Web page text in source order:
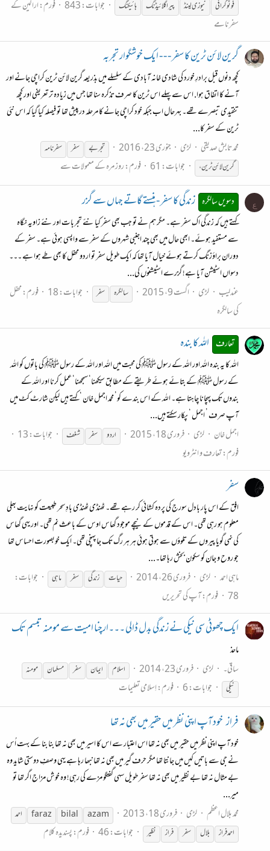
فوٹوگرافی نیوزی لینڈ پیراگلائیڈنگ ہائیکنگ جوابات: 843 فورم:اراکین کے
سفرنامے
گرین لائن ٹرین کا سفر - - - ایک خوشگوار تجربہ
کچھ دنوں قبل برادرِ خورد کی شادی خانہ آبادی کے سلسلے میں بذریعہ گرین لائن ٹرین کراچی جانے اور
آنے کا اتفاق ہوا. اس سے پہلے اس ٹرین کا صرف تذکرہ سنا تھا جس میں زیادہ تر تعریفی اور کچھ
تنقیدی تبصرے تھے۔ بہرحال اب جبکہ خود کراچی جانے کا مرحلہ درپیش تھا تو فیصلہ کیا گیا کہ اس نئی
ٹرین کے سفر کا...
محمد تابش صدیقی
لڑی جنوری 23، 2016 تجربے سفر سفرنامہ
گرین لائن ٹرین،
جوابات: 61 فورم:روز مرہ کے معمولات سے
ع دسویں سالگرہ زندگی کا سفر - ہنستے گاتے جہاں سے گزر
کہتے ہیں کہ زندگی اک سفر ہے۔ مگر ہم نے تو جب بھی سفر کیا نئے تجربات اور نئے زاویہ نگاہ
سے مستفید ہوئے۔ ابھی حال میں بھی چند اجنبی شہروں کے سفر سے واپسی ہوئی ہے۔ سفر کے
دوران براؤزنگ کرتے ہوئے خیال آیا تھا کہ ایک طویل سفر تو اردو محفل کا بھی طے ہوا ہے ۔۔۔
دسواں اسٹیشن آیا ہے! گزرے اسٹیشنوں کی...
عندلیب
لڑی اگست 9، 2015 سالگرہ سفر جوابات: 18 فورم:محفل
کی سالگرہ
تعارف اللہ کا بندہ
اللہ کا یہ بندہ اللہ اور اللہ کے رسول ﷺ کی محبت میں اللہ اور اللہ کے رسول ﷺ کی باتوں کو اللہ
کے رسول ﷺ کے بتائے ہوئے طریقے کے مطابق سیکھنا‘ سمجھنا‘ عمل کرنا اور اللہ کے
بندوں تک پہچانا چاہتا ہے۔ اللہ کے اس بندے کو’ محمد اجمل خان ‘ کہتے ہیں لیکن شارٹ کٹ میں
آپ صرف ’ اجمل ‘ پکار سکتے ہیں...
اجمل خان
لڑی فروری 18، 2015 اردو سفر شغف
جوابات: 13
فورم:تعارف و انٹرویو
سفر
افق کے اس پار بادل سورج کی پردہ کشائی کر رہے تھے۔ ٹھنڈی ٹھنڈی بادِ سحر طبیعت کو نہایت بھلی
معلوم ہو رہی تھی۔ اس کے قدموں کے نیچے موجود گھاس اوس کے باعث نم تھی۔ اور یہی گھاس
کی نمی گویا پیروں کے تلوؤں سے ہوتی ہوئی ہر ہر رگ تک جا پہنچی تھی۔ ایک خوبصورت احساس تھا
جو روح و جان کو سکون بخش رہا تھا۔...
ماہی احمد لڑی فروری 26، 2014 حیات زندگی سفر ماہی
جوابات:
78 فورم:آپ کی تحریریں
ایک چھوٹی سی نیکی نے زندگی بدل ڈالی ۔۔۔ارچنا امیت سے مومنہ تبسم تک
ماحذ
ساقی۔
لڑی فروری 23، 2014 اسلام ایمان سفر مسلمان
مومنہ
نیکی
جوابات: 6 فورم:اِسلامی تعلیمات
فرازخود آپ اپنی نظر میں حقیر میں بھی نہ تھا
خود آپ اپنی نظر میں حقیر میں بھی نہ تھا اس اعتبار سے اس کا اسیر میں بھی نہ تھا بنا بنا کے بہت اُس
نے جی سے باتیں کیں میں جانتا تھا مگر حرف گیر میں بھی نہ تھا نبھا رہا ہے یہی وصفِ دوستی شاید وہ
بے مثال نہ تھا بے نظیر میں بھی نہ تھا سفر طویل سہی گفتگو مزے کی رہی! وہ خوش مزاج اگر تھا تو
میر...
محمد بلال اعظم لڑی فروری 18، 2013 azam
bilal
faraz
احمد
احمد فراز
بلال سفر فراز نظیر جوابات: 46 فورم:پسندیدہ کلام